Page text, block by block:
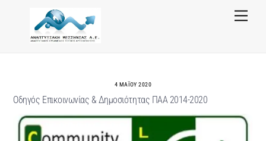
Menu
4 ΜΑΪ́ΟΥ 2020
Οδηγός Επικοινωνίας & Δημοσιότητας ΠΑΑ 2014-2020